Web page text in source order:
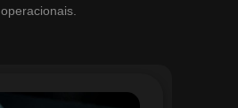
operacionais.